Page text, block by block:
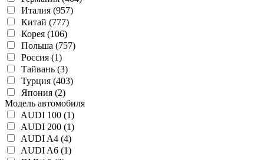
Италия (957)
Китай (777)
Корея (106)
Польша (757)
Россия (1)
Тайвань (3)
Турция (403)
Япония (2)
Модель автомобиля
AUDI 100 (1)
AUDI 200 (1)
AUDI A4 (4)
AUDI A6 (1)